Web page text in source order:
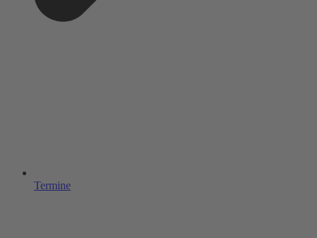
Termine